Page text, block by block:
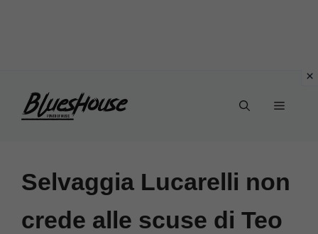
Menu
Selvaggia Lucarelli non
crede alle scuse di Teo